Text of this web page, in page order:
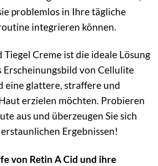
problemlos in Ihre tägliche
integrieren können.
Tiegel Creme ist die ideale Lösung
Erscheinungsbild von Cellulite
eine glattere, straffere und
erzielen möchten. Probieren
aus und überzeugen Sie sich
Ergebnissen!
von Retin A Cid und ihre